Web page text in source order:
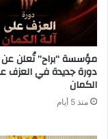
مؤسسة “براح” تُعلن
دورة جديدة في العزف
الكمان
منذ 5 أيام